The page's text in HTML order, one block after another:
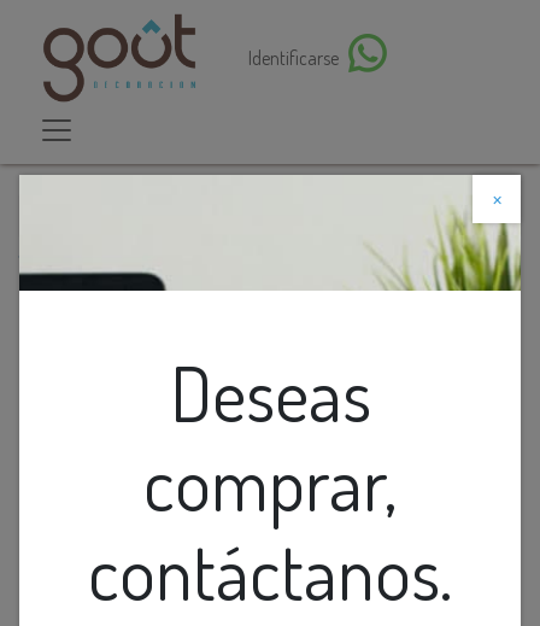
Identificarse
×
Deseas
comprar,
contáctanos.
Descuento web
Lamp. Colg. 1L E27 T/Campana+Reja Alum. Negro